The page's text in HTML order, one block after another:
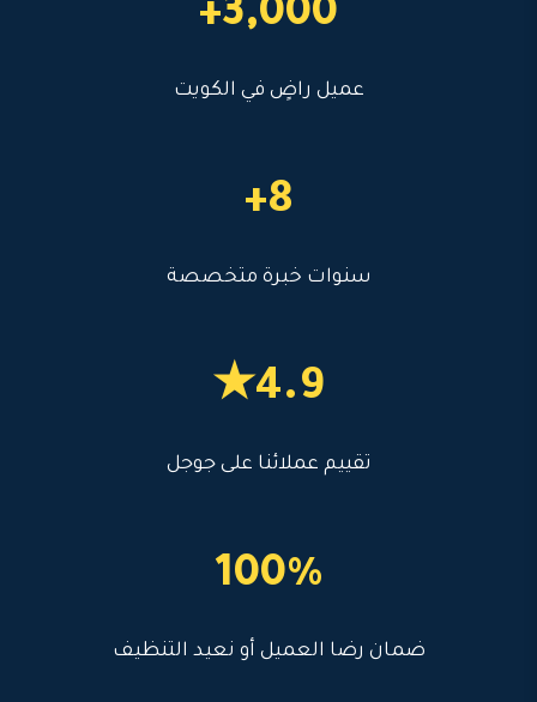
3,000+
عميل راضٍ في الكويت
8+
سنوات خبرة متخصصة
4.9★
تقييم عملائنا على جوجل
100%
ضمان رضا العميل أو نعيد التنظيف